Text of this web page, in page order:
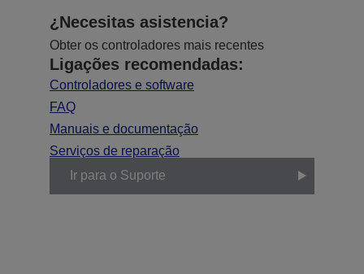
¿Necesitas asistencia?
Obter os controladores mais recentes
Ligações recomendadas:
Controladores e software
FAQ
Manuais e documentação
Serviços de reparação
Ir para o Suporte